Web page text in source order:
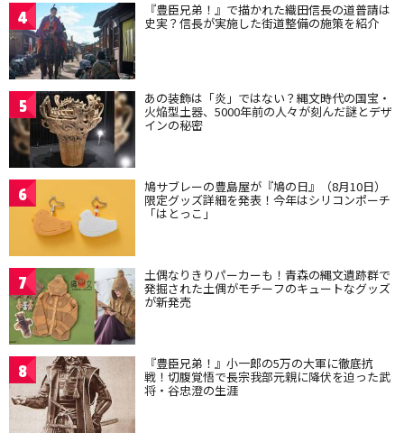
4 『豊臣兄弟！』で描かれた織田信長の道普請は
史実？信長が実施した街道整備の施策を紹介
5 あの装飾は「炎」ではない？縄文時代の国宝・
火焔型土器、5000年前の人々が刻んだ謎とデザ
インの秘密
6 鳩サブレーの豊島屋が『鳩の日』（8月10日）
限定グッズ詳細を発表！今年はシリコンポーチ
「はとっこ」
7 土偶なりきりパーカーも！青森の縄文遺跡群で
発掘された土偶がモチーフのキュートなグッズ
が新発売
8 『豊臣兄弟！』小一郎の5万の大軍に徹底抗
戦！切腹覚悟で長宗我部元親に降伏を迫った武
将・谷忠澄の生涯